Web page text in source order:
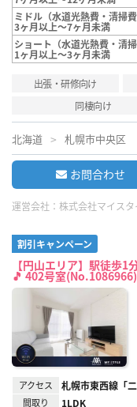
ミドル（水道光熱費・清掃費
3ヶ月以上～7ヶ月未満
ショート（水道光熱費・清掃
1ヶ月以上～3ヶ月未満
出張・研修向け
同棲向け
北海道 札幌市中央区
お問合わせ
運営会社： 株式会社マイスタ
割引キャンペーン
【円山エリア】駅徒歩
🎵 402号室(No.1086966)
アクセス 札幌市東西線「
間取り 1LDK